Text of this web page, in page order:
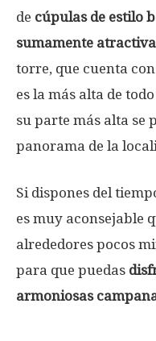
de cúpulas de estilo
sumamente
torre, que cuenta
es la más alta de
su parte más alta se
panorama de la
Si dispones del
es muy aconsejable
alrededores pocos
para que puedas
armoniosas